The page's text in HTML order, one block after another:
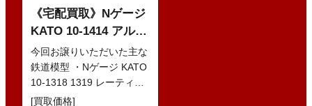
《宅配買取》Nゲージ
KATO 10-1414 アルプ
スの赤い客車 EWI な
どの鉄道模型
今回お譲りいただいた主な
鉄道模型 ・Nゲージ KATO
10-1318 1319 レーティッ
シュ鉄道 ベルニナ急行 ・
[買取価格]